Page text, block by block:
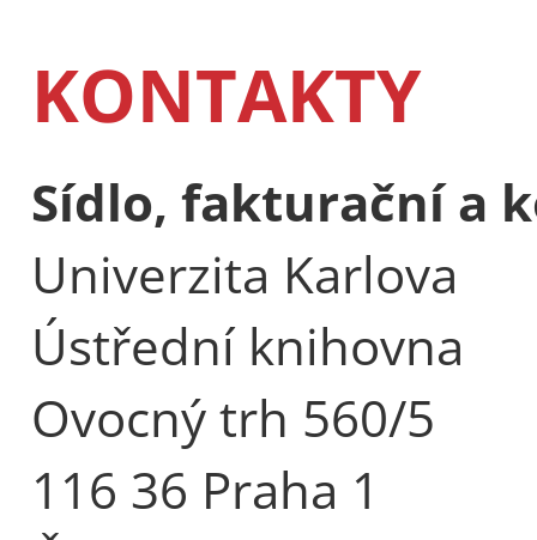
KONTAKTY
Sídlo, fakturační a
Univerzita Karlova
Ústřední knihovna
Ovocný trh 560/5
116 36 Praha 1